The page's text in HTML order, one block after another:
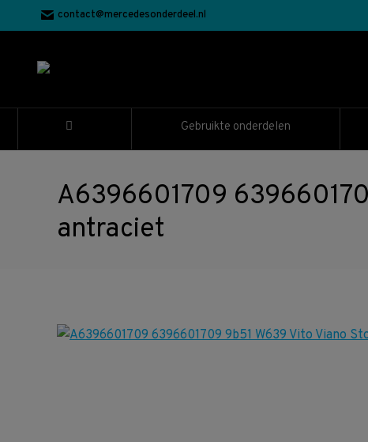
contact@mercedesonderdeel.nl
Gebruikte onderdelen
A6396601709
antraciet